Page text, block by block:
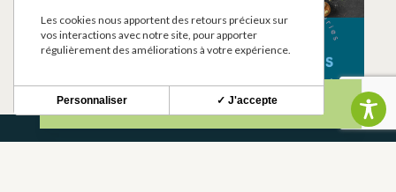
FERME DE GILET BODELICES
Les cookies nous apportent des retours précieux sur
vos interactions avec notre site, pour apporter
régulièrement des améliorations à votre expérience.
✓ J'accepte
Personnaliser